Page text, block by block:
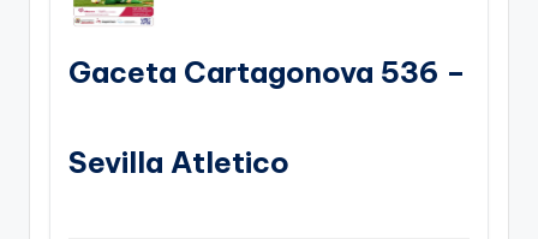
Gaceta Cartagonova 536 –
Sevilla Atletico